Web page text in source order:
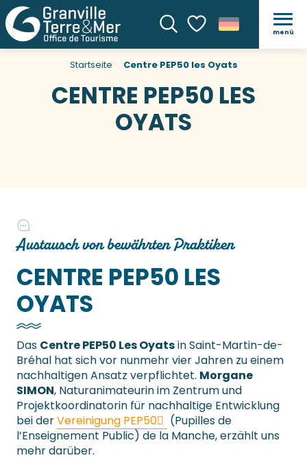
SucheVoir les favoris
menü
Startseite Centre PEP50 les Oyats
CENTRE PEP50 LES
OYATS
Austausch von bewährten Praktiken
CENTRE PEP50 LES
OYATS
Das Centre PEP50 Les Oyatsin Saint-Martin-de-
Bréhal hat sich vor nunmehr vier Jahren zu einem
nachhaltigen Ansatz verpflichtet. Morgane
SIMON, Naturanimateurin im Zentrum und
Projektkoordinatorin für nachhaltige Entwicklung
bei derVereinigung PEP50
(Pupilles de
l’Enseignement Public) de la Manche, erzählt uns
mehr darüber.